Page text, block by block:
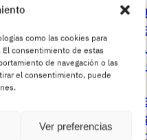
como las cookies para
consentimiento de estas
de navegación o las
el consentimiento, puede
Ver preferencias
Periquitos
redes
sistemático
junio 2, 2026
Jabalí lidera
de alta
Madrid: